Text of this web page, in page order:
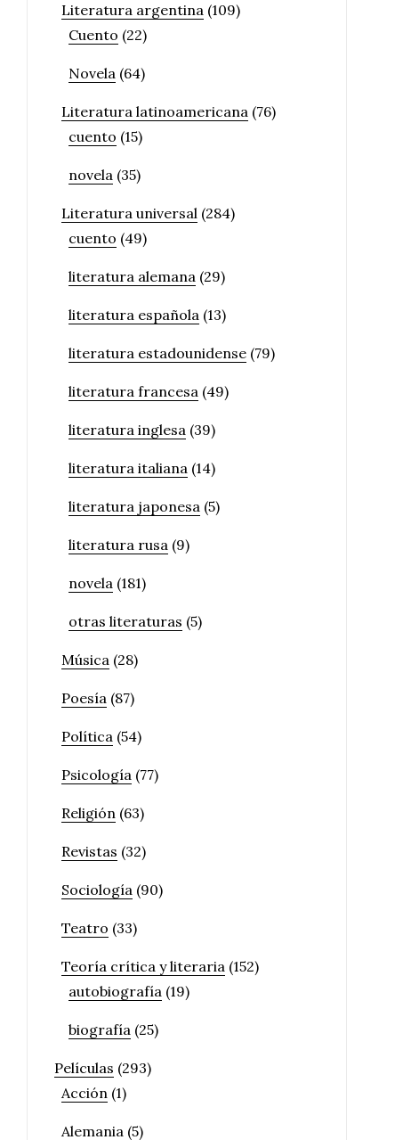
Literatura argentina (109)
Cuento (22)
Novela (64)
Literatura latinoamericana (76)
cuento (15)
novela (35)
Literatura universal (284)
cuento (49)
literatura alemana (29)
literatura española (13)
literatura estadounidense (79)
literatura francesa (49)
literatura inglesa (39)
literatura italiana (14)
literatura japonesa (5)
literatura rusa (9)
novela (181)
otras literaturas (5)
Música (28)
Poesía (87)
Política (54)
Psicología (77)
Religión (63)
Revistas (32)
Sociología (90)
Teatro (33)
Teoría crítica y literaria (152)
autobiografía (19)
biografía (25)
Películas (293)
Acción (1)
Alemania (5)